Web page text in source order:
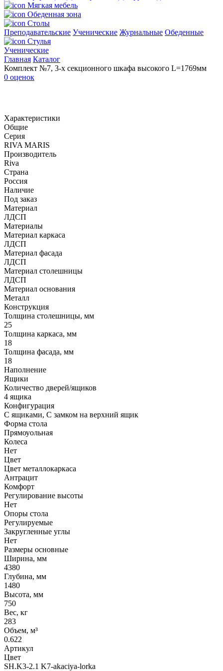
Мягкая мебель
Обеденная зона
Столы
Преподавательские Ученические Журнальные Обеденные
Стулья
Ученические
Главная Каталог
Комплект №7, 3-х секционного шкафа высокого L=1769мм
0 оценок
Характеристики
Общие
Серия
RIVA MARIS
Производитель
Riva
Страна
Россия
Наличие
Под заказ
Материал
ЛДСП
Материалы
Материал каркаса
ЛДСП
Материал фасада
ЛДСП
Материал столешницы
ЛДСП
Материал основания
Металл
Конструкция
Толщина столешницы, мм
25
Толщина каркаса, мм
18
Толщина фасада, мм
18
Наполнение
Ящики
Количество дверей/ящиков
4 ящика
Конфигурация
С ящиками, С замком на верхний ящик
Форма стола
Прямоуольная
Колеса
Нет
Цвет
Цвет металлокаркаса
Антрацит
Комфорт
Регулирование высоты
Нет
Опоры стола
Регулируемые
Закругленные углы
Нет
Размеры основные
Ширина, мм
4380
Глубина, мм
1480
Высота, мм
750
Вес, кг
283
Объем, м³
0.622
Артикул
Цвет
SH.K3-2.1 K7-akaciya-lorka